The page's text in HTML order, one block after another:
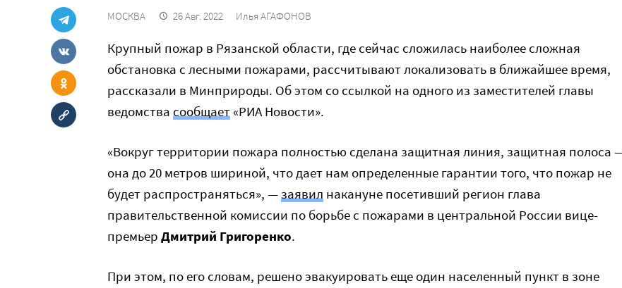
МОСКВА 26 Авг. 2022 Илья АГАФОНОВ
Крупный пожар в Рязанской области, где сейчас сложилась наиболее сложная
обстановка с лесными пожарами, рассчитывают локализовать в ближайшее время,
рассказали в Минприроды. Об этом со ссылкой на одного из заместителей главы
ведомства сообщает«РИА Новости».
«Вокруг территории пожара полностью сделана защитная линия, защитная полоса
она до 20 метров шириной, что дает нам определенные гарантии того, что пожар не
будет распространяться», —заявил накануне посетивший регион глава
правительственной комиссии по борьбе с пожарами в центральной России вице-
премьер Дмитрий Григоренко.
При этом, по его словам, решено эвакуировать еще один населенный пункт в зоне